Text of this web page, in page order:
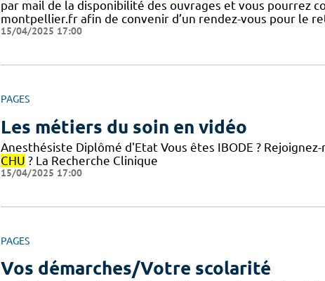
par mail de la disponibilité des ouvrages et vous pourrez
montpellier.fr afin de convenir d’un rendez-vous pour le
15/04/2025 17:00
PAGES
Les métiers du soin en vidéo
Anesthésiste Diplômé d'Etat Vous êtes IBODE ?
CHU ? La Recherche Clinique
15/04/2025 17:00
PAGES
Vos démarches/Votre scolarité